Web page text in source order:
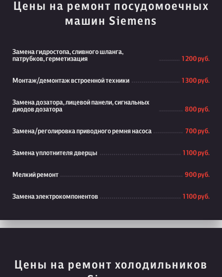
Цены на ремонт посудомоечных
машин Siemens
Замена гидростопа, сливного шланга,
патрубков, герметизация
1 200 руб.
Монтаж/демонтаж встроенной техники 1 300 руб.
Замена дозатора, лицевой панели, сигнальных
диодов дозатора
800 руб.
Замена/реголировка приводного ремня насоса 700 руб.
Замена уплотнителя дверцы 1 100 руб.
Мелкий ремонт 900 руб.
Замена электрокомпонентов 1 100 руб.
Цены на ремонт холодильников